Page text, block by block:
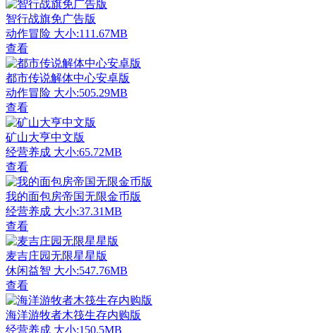
智行战旗免广告版
动作冒险 大小:111.67MB
查看
都市传说解体中心安卓版
动作冒险 大小:505.29MB
查看
矿山大亨中文版
经营养成 大小:65.72MB
查看
我的面包房帝国无限金币版
经营养成 大小:37.31MB
查看
麦吉庄园无限星星版
休闲益智 大小:547.76MB
查看
海洋游牧者木筏生存内购版
经营养成 大小:150.5MB